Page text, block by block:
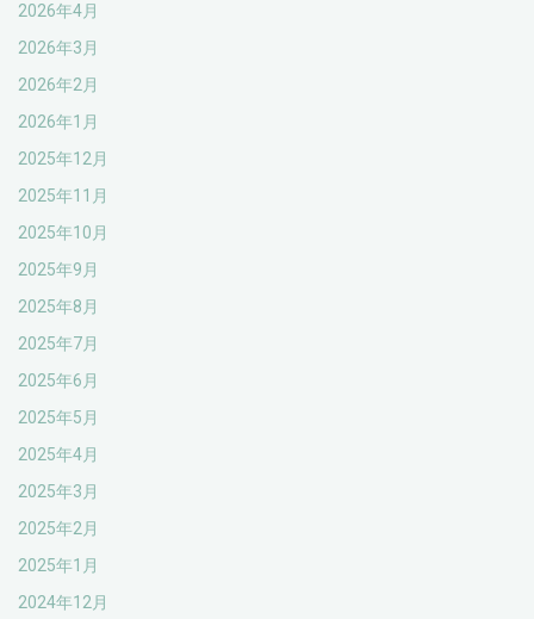
2026年4月
2026年3月
2026年2月
2026年1月
2025年12月
2025年11月
2025年10月
2025年9月
2025年8月
2025年7月
2025年6月
2025年5月
2025年4月
2025年3月
2025年2月
2025年1月
2024年12月